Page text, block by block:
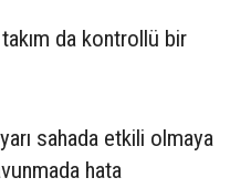
takım da kontrollü bir
sahada etkili olmaya
hata